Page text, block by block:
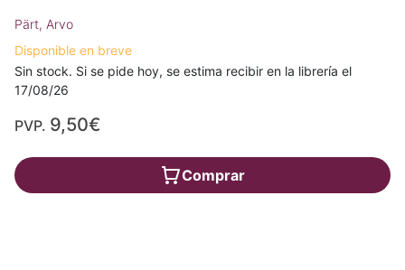
Pärt, Arvo
Disponible en breve
Sin stock. Si se pide hoy, se estima recibir en la librería el
17/08/26
PVP. 9,50€
Comprar